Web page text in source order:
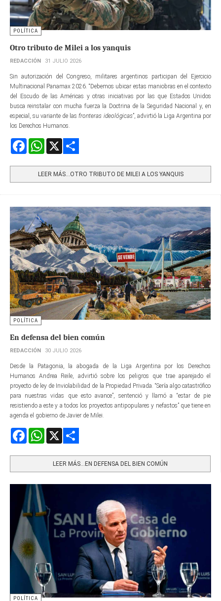
POLÍTICA
Otro tributo de Milei a los yanquis
REDACCIÓN 31 JULIO 2026
Sin autorización del Congreso, militares argentinos participan del Ejercicio
Multinacional Panamax 2026. “Debemos ubicar estas maniobras en el contexto
del Escudo de las Américas y otras iniciativas por las que Estados Unidos
busca reinstalar con mucha fuerza la Doctrina de la Seguridad Nacional y, en
especial, su variante de lasfronteras ideológicas”, advirtió la Liga Argentina por
los Derechos Humanos.
FacebookWhatsApp
LEER MÁS…OTRO TRIBUTO DE MILEI A LOS YANQUIS
POLÍTICA
En defensa del bien común
REDACCIÓN 30 JULIO 2026
Desde la Patagonia, la abogada de la Liga Argentina por los Derechos
Humanos Andrea Reile, advirtió sobre los peligros que trae aparejado el
proyecto de ley de Inviolabilidad de la Propiedad Privada. “Sería algo catastrófico
para nuestras vidas que esto avance”, sentenció y llamó a “estar de pie
resistiendo a este y a todos los proyectos antipopulares y nefastos” que tiene en
agenda el gobierno de Javier de Milei.
FacebookWhatsApp
LEER MÁS…EN DEFENSA DEL BIEN COMÚN
POLÍTICA